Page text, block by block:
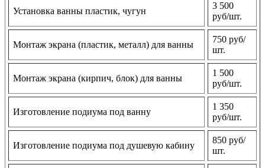
Установка ванны пластик, чугун
3 500
руб/шт.
Монтаж экрана (пластик, металл) для ванны
750 руб/
шт.
Монтаж экрана (кирпич, блок) для ванны
1 500
руб/шт.
Изготовление подиума под ванну
1 350
руб/шт.
Изготовление подиума под душевую кабину
850 руб/
шт.